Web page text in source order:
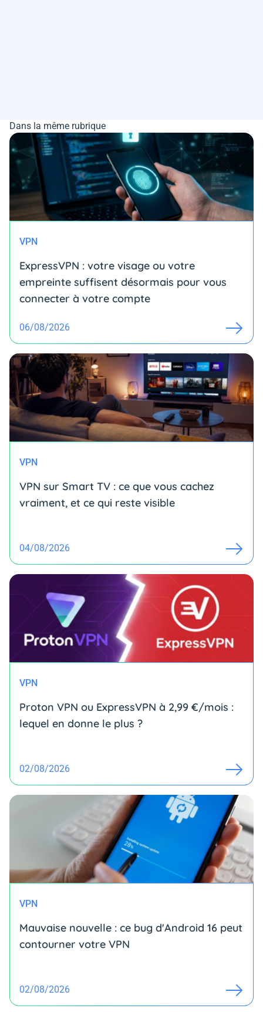
Dans la même rubrique
VPN
ExpressVPN : votre visage ou votre
empreinte suffisent désormais pour vous
connecter à votre compte
06/08/2026
VPN
VPN sur Smart TV : ce que vous cachez
vraiment, et ce qui reste visible
04/08/2026
VPN
Proton VPN ou ExpressVPN à 2,99 €/mois :
lequel en donne le plus ?
02/08/2026
VPN
Mauvaise nouvelle : ce bug d'Android 16 peut
contourner votre VPN
02/08/2026